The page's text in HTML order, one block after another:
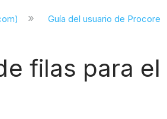
Guía del usuario de Procore
filas para